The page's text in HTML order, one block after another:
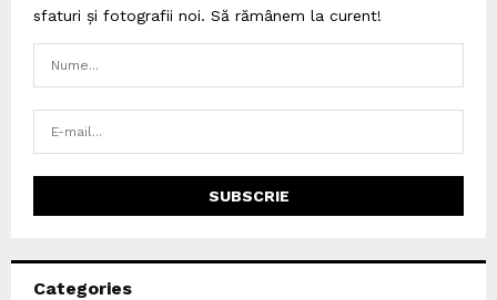
sfaturi și fotografii noi. Să rămânem la curent!
Categories